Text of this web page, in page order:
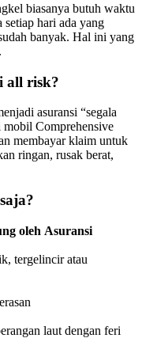
biasanya butuh waktu
setiap hari ada yang
banyak. Hal ini yang
all risk?
asuransi “segala
mobil Comprehensive
membayar klaim untuk
ringan, rusak berat,
oleh Asuransi
tergelincir atau
laut dengan feri